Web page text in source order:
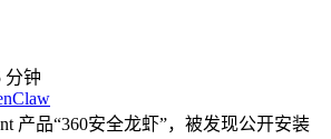
分钟
产品“360安全龙虾”，被发现公开安装